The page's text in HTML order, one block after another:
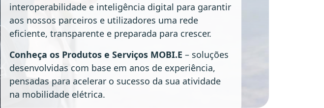
interoperabilidade e inteligência digital para garantir
aos nossos parceiros e utilizadores uma rede
eficiente, transparente e preparada para crescer.
Conheça os Produtos e Serviços MOBI.E – soluções
desenvolvidas com base em anos de experiência,
pensadas para acelerar o sucesso da sua atividade
na mobilidade elétrica.